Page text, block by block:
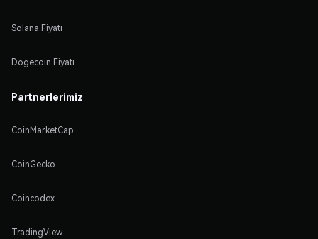
Solana Fiyatı
Dogecoin Fiyatı
Partnerlerimiz
CoinMarketCap
CoinGecko
Coincodex
TradingView